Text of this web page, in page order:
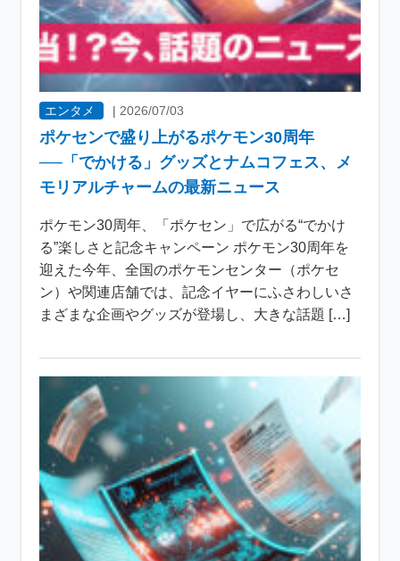
エンタメ | 2026/07/03
ポケセンで盛り上がるポケモン30周年
──「でかける」グッズとナムコフェス、メ
モリアルチャームの最新ニュース
ポケモン30周年、「ポケセン」で広がる“でかけ
る”楽しさと記念キャンペーン ポケモン30周年を
迎えた今年、全国のポケモンセンター（ポケセ
ン）や関連店舗では、記念イヤーにふさわしいさ
まざまな企画やグッズが登場し、大きな話題 […]